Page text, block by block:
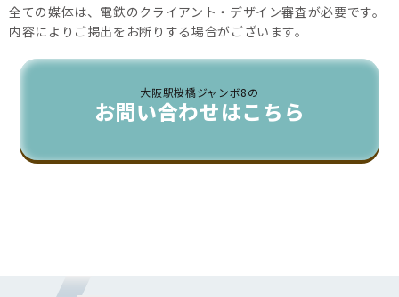
全ての媒体は、電鉄のクライアント・デザイン審査が必要です。
内容によりご掲出をお断りする場合がございます。
大阪駅桜橋ジャンボ8の
お問い合わせはこちら